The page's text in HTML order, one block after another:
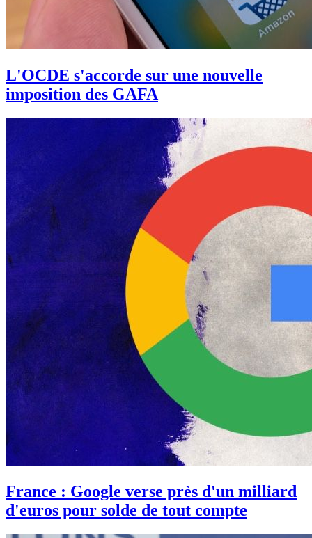
L'OCDE s'accorde sur une nouvelle
imposition des GAFA
France : Google verse près d'un milliard
d'euros pour solde de tout compte